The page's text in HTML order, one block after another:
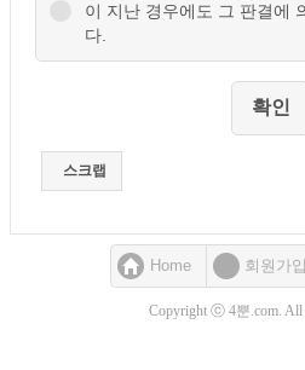
이 지난 경우에도 그 판결에
다.
스크랩
Home 회원가입
Copyright ⓒ 4뿐.com. All